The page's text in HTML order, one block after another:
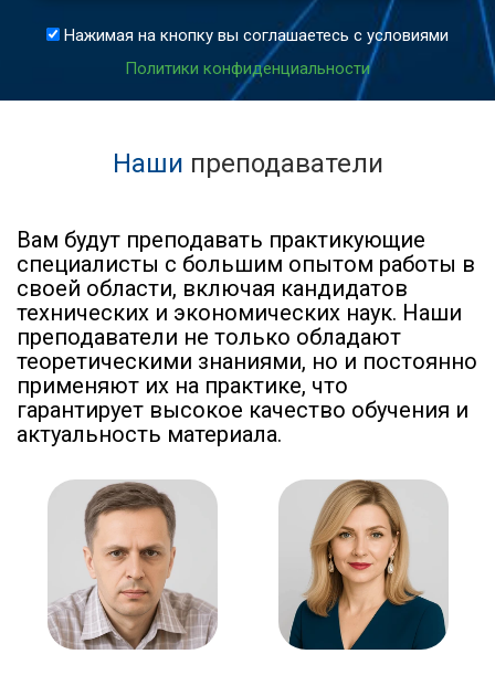
Нажимая на кнопку вы соглашаетесь с условиями
Политики конфиденциальности
Наши преподаватели
Вам будут преподавать практикующие
специалисты с большим опытом работы в
своей области, включая кандидатов
технических и экономических наук. Наши
преподаватели не только обладают
теоретическими знаниями, но и постоянно
применяют их на практике, что
гарантирует высокое качество обучения и
актуальность материала.